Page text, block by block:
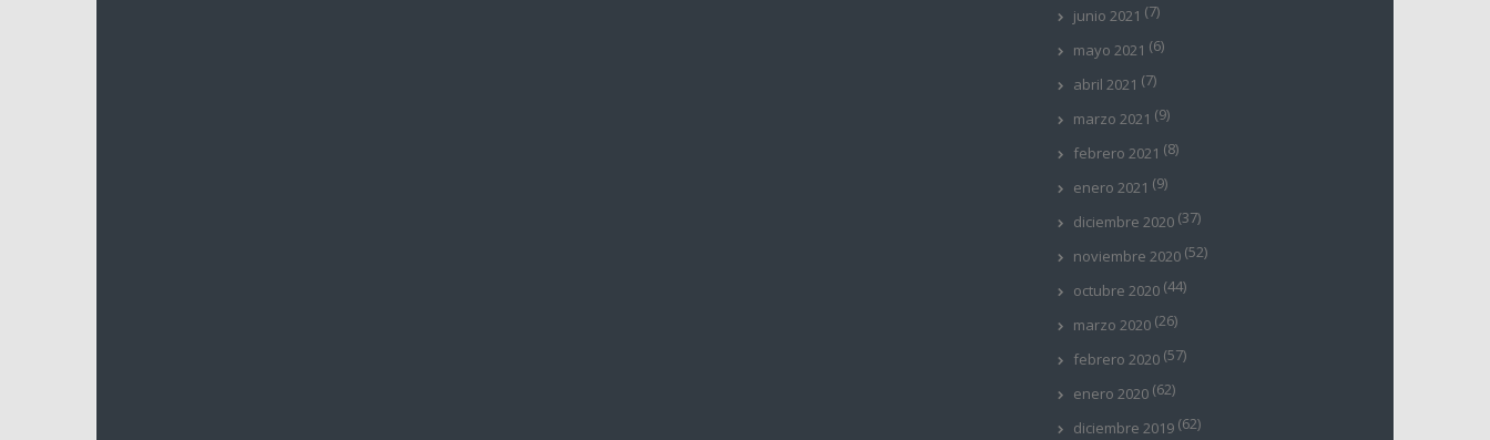
junio 2021 (7)
mayo 2021 (6)
abril 2021 (7)
marzo 2021 (9)
febrero 2021 (8)
enero 2021 (9)
diciembre 2020 (37)
noviembre 2020 (52)
octubre 2020 (44)
marzo 2020 (26)
febrero 2020 (57)
enero 2020 (62)
diciembre 2019 (62)